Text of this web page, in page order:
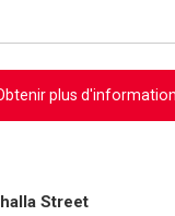
plus
Street